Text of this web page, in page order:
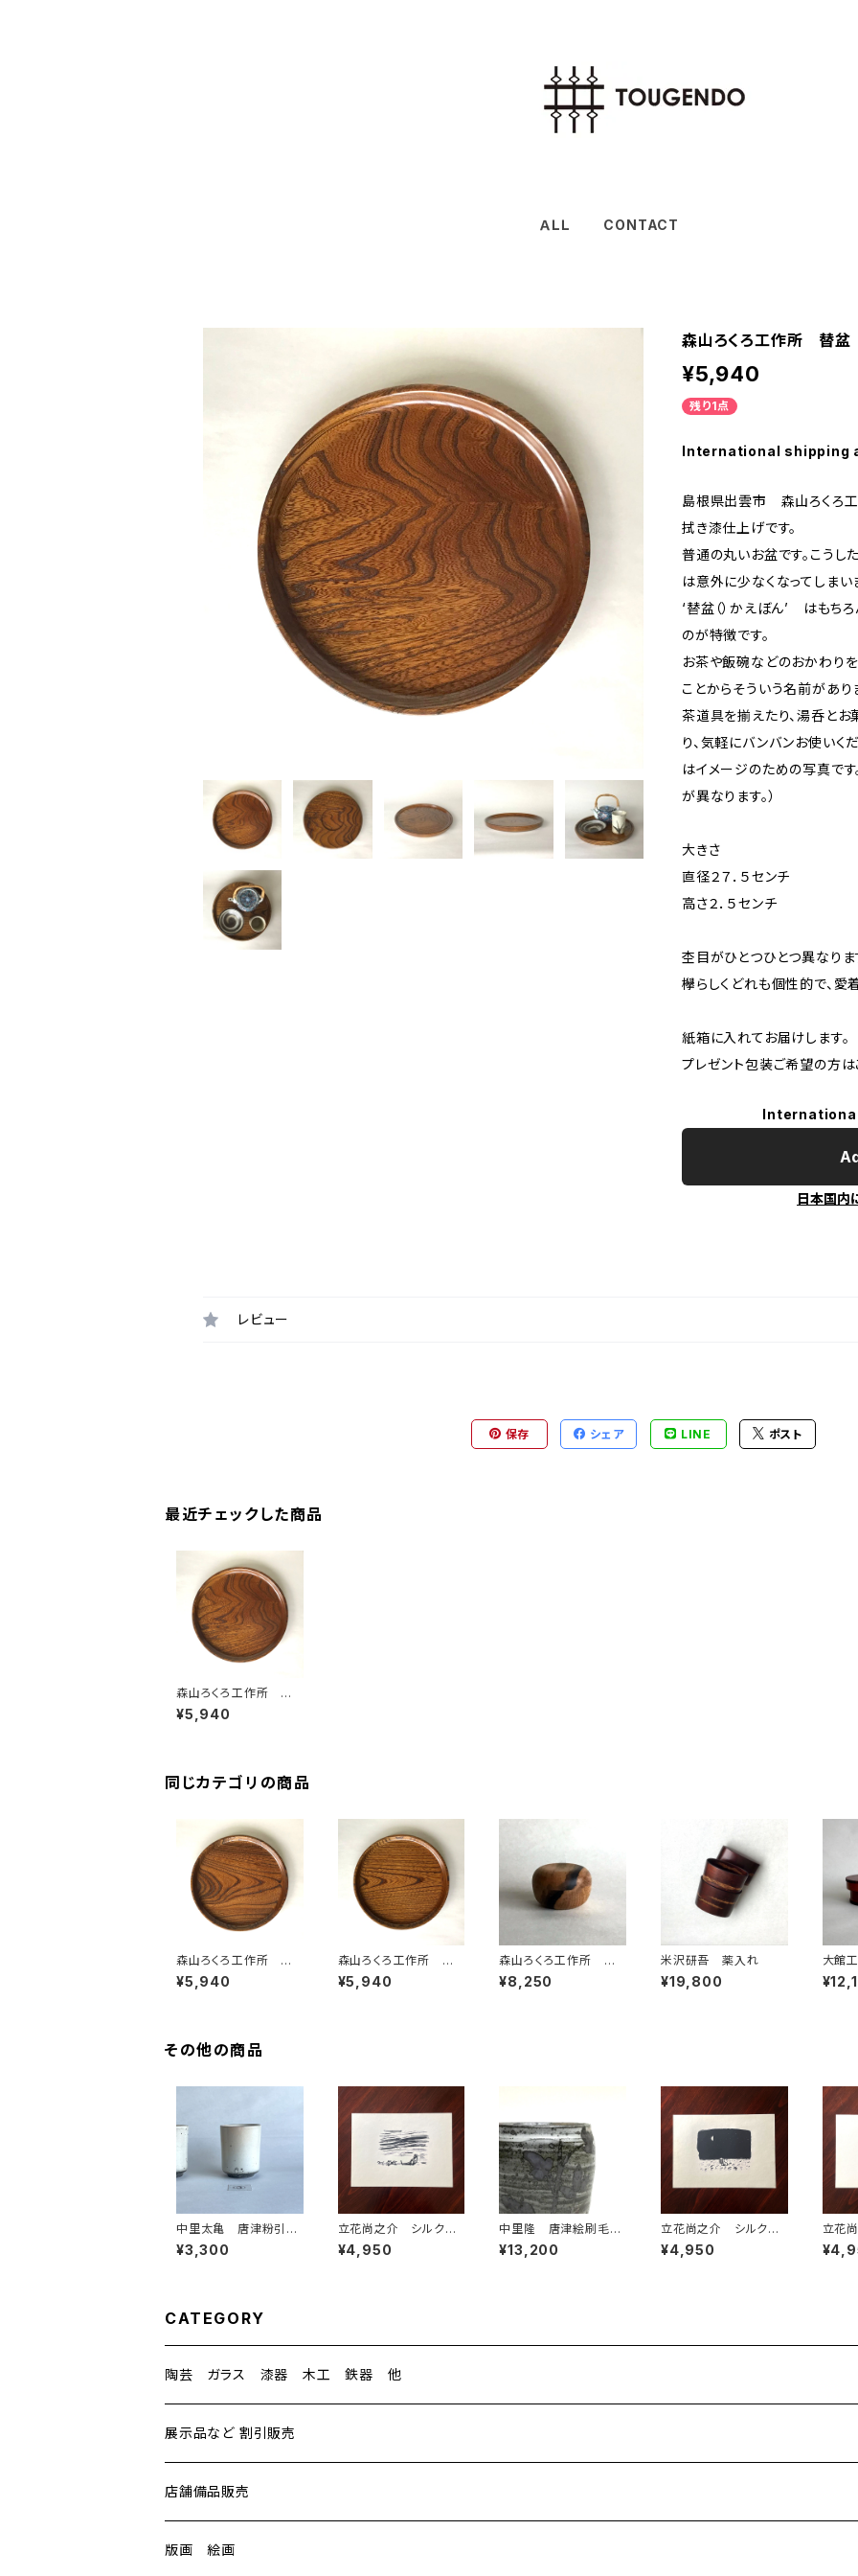
ＡＬＬ CONTACT
森山ろくろ工作所 替
¥5,940
残り1点
International shipping
島根県出雲市 森山ろくろ工
拭き漆仕上げです。
普通の丸いお盆です。こうし
は意外に少なくなってしまい
‘替盆（）かえぼん’ はもち
のが特徴です。
お茶や飯碗などのおかわり
ことからそういう名前があり
茶道具を揃えたり、湯呑とお
り、気軽にバンバンお使いく
はイメージのための写真で
が異なります。）
大きさ
直径２７．５センチ
高さ２．５センチ
杢目がひとつひとつ異なりま
欅らしくどれも個性的で、愛
紙箱に入れてお届けします。
プレゼント包装ご希望の方は
日本国内
レビュー
保存 シェア LINE ポスト
最近チェックした商品
森山ろくろ工作所 替
盆 ③
¥5,940
同じカテゴリの商品
森山ろくろ工作所 替
盆 ②
¥5,940
森山ろくろ工作所 替
盆 ①
¥5,940
森山ろくろ工作所 黒
柿 香合①
¥8,250
米沢研吾 薬入れ
¥19,800
大館
（小
その他の商品
中里太亀 唐津粉引
「杜の湯呑」③
¥3,300
立花尚之介 シルクス
クリーン 連作のうち
⑩ 額装なし
¥4,950
中里隆 唐津絵刷毛目
湯呑
¥13,200
立花尚之介 シルクス
クリーン 連作のうち
⑬ 額装なし
¥4,950
立花
クリ
② 額
CATEGORY
陶芸 ガラス 漆器 木工 鉄器 他
陶芸
中里隆（ナカザト タカシ）
中里太亀（ナカザト タキ）
ガラス
谷道 和博（タニミチ カズヒロ）
漆器
展示品など 割引販売
店舗備品販売
版画 絵画